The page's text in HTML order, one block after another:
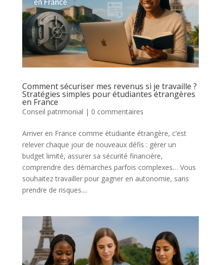
Comment sécuriser mes revenus si je travaille ?
Stratégies simples pour étudiantes étrangères
en France
Conseil patrimonial | 0 commentaires
Arriver en France comme étudiante étrangère, c’est
relever chaque jour de nouveaux défis : gérer un
budget limité, assurer sa sécurité financière,
comprendre des démarches parfois complexes… Vous
souhaitez travailler pour gagner en autonomie, sans
prendre de risques....